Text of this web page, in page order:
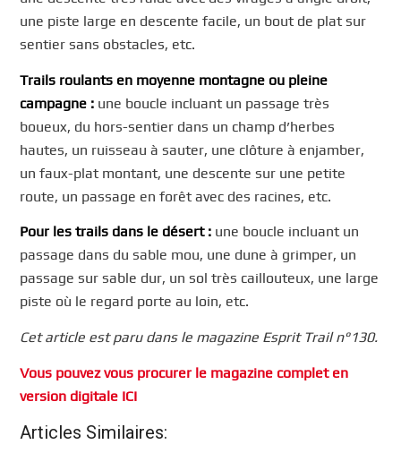
une piste large en descente facile, un bout de plat sur
sentier sans obstacles, etc.
Trails roulants en moyenne montagne ou pleine
campagne : une boucle incluant un passage très
boueux, du hors-sentier dans un champ d’herbes
hautes, un ruisseau à sauter, une clôture à enjamber,
un faux-plat montant, une descente sur une petite
route, un passage en forêt avec des racines, etc.
Pour les trails dans le désert : une boucle incluant un
passage dans du sable mou, une dune à grimper, un
passage sur sable dur, un sol très caillouteux, une large
piste où le regard porte au loin, etc.
Cet article est paru dans le magazine Esprit Trail n°130.
Vous pouvez vous procurer le magazine complet en
version digitale ICI
Articles Similaires: